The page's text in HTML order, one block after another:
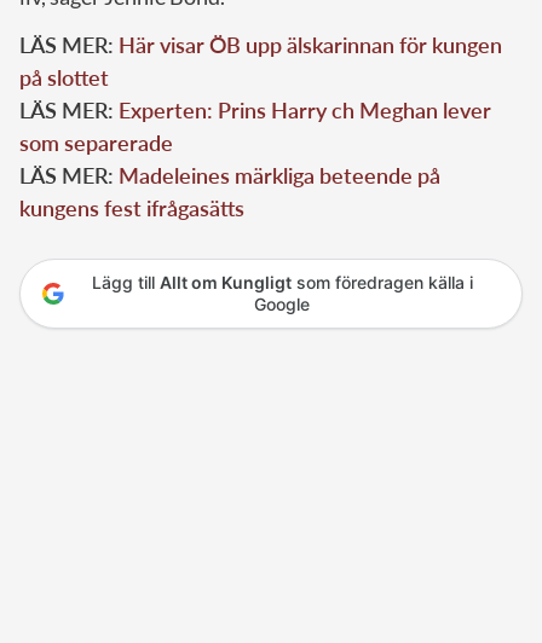
LÄS MER: Här visar ÖB upp älskarinnan för kungen
på slottet
LÄS MER: Experten: Prins Harry ch Meghan lever
som separerade
LÄS MER: Madeleines märkliga beteende på
kungens fest ifrågasätts
Lägg till Allt om Kungligtsom föredragen källa i
Google